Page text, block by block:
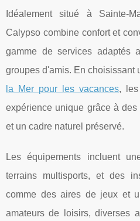
Idéalement situé à Sainte-
Calypso combine confort et
gamme de services adaptés
groupes d'amis. En choisissant
la Mer pour les vacances, les
expérience unique grâce à des
et un cadre naturel préservé.
Les équipements incluent
terrains multisports, et des
comme des aires de jeux et
amateurs de loisirs, diverses